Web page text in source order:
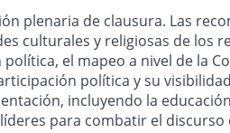
plenaria de clausura. Las
culturales y religiosas de los
el mapeo a nivel de la
política y su
incluyendo la
para combatir el discurso